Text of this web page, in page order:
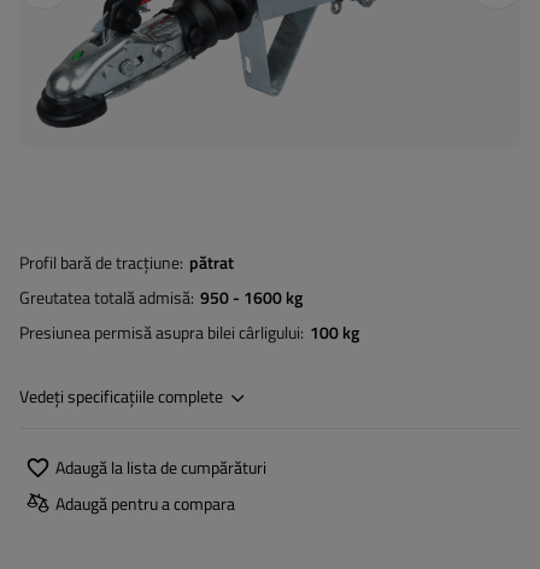
Profil bară de tracțiune pătrat
Greutatea totală admisă 950 - 1600 kg
Presiunea permisă asupra bilei cârligului 100 kg
Vedeți specificațiile complete
Adaugă la lista de cumpărături
Adaugă pentru a compara